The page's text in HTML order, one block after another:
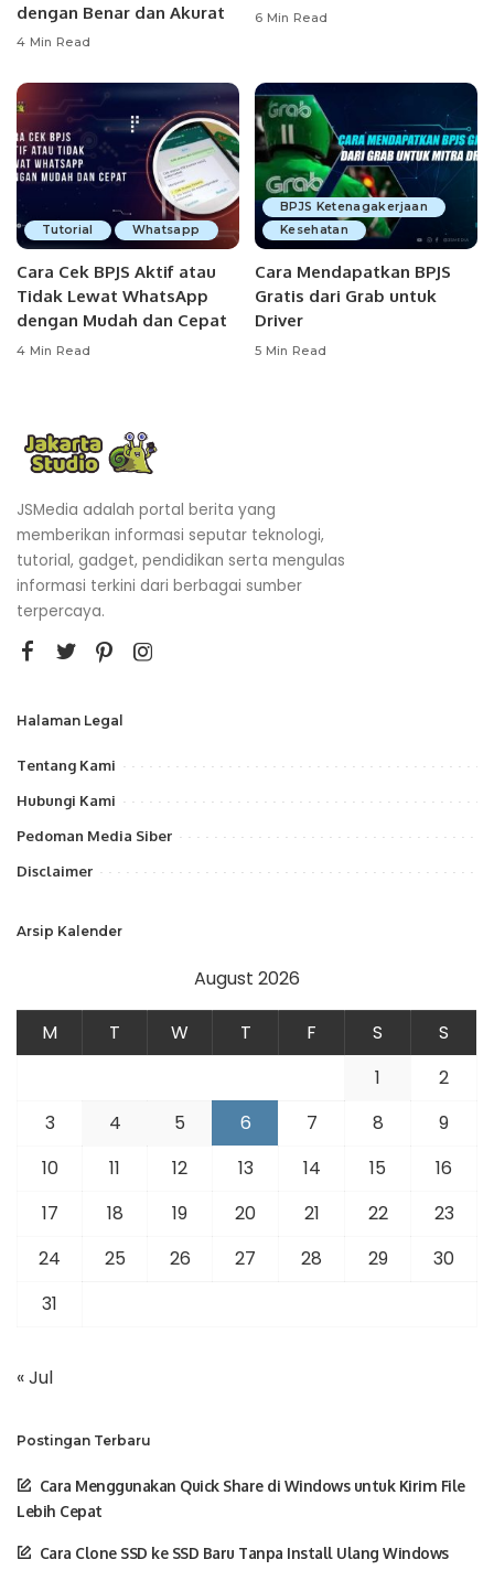
dengan Benar dan Akurat
4 Min Read
6 Min Read
Tutorial Whatsapp
Cara Cek BPJS Aktif atau
Tidak Lewat WhatsApp
dengan Mudah dan Cepat
4 Min Read
BPJS Ketenagakerjaan
Kesehatan
Cara Mendapatkan BPJS
Gratis dari Grab untuk
Driver
5 Min Read
JSMedia adalah portal berita yang
memberikan informasi seputar teknologi,
tutorial, gadget, pendidikan serta mengulas
informasi terkini dari berbagai sumber
terpercaya.
Halaman Legal
Tentang Kami
Hubungi Kami
Pedoman Media Siber
Disclaimer
Arsip Kalender
August 2026
M T W T F S
S
1
2
3
4 5 6 7 8
9
10
11 12 13 14 15
16
17
18 19 20 21 22
23
24
25 26 27 28 29
30
31
« Jul
Postingan Terbaru
Cara Menggunakan Quick Share di Windows untuk Kirim File
Lebih Cepat
Cara Clone SSD ke SSD Baru Tanpa Install Ulang Windows